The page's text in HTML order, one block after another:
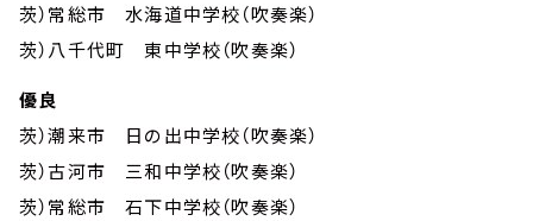
茨）常総市 水海道中学校（吹奏楽）
茨）八千代町 東中学校（吹奏楽）
優良
茨）潮来市 日の出中学校（吹奏楽）
茨）古河市 三和中学校（吹奏楽）
茨）常総市 石下中学校（吹奏楽）